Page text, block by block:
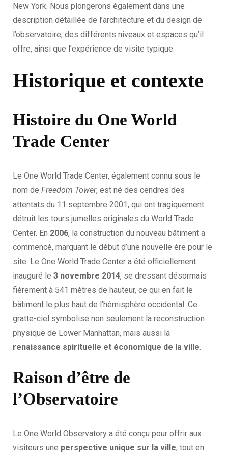
New York. Nous plongerons également dans une
description détaillée de l’architecture et du design de
l’observatoire, des différents niveaux et espaces qu’il
offre, ainsi que l’expérience de visite typique.
Historique et contexte
Histoire du One World
Trade Center
Le One World Trade Center, également connu sous le
nom de Freedom Tower, est né des cendres des
attentats du 11 septembre 2001, qui ont tragiquement
détruit les tours jumelles originales du World Trade
Center. En 2006, la construction du nouveau bâtiment a
commencé, marquant le début d’une nouvelle ère pour le
site. Le One World Trade Center a été officiellement
inauguré le 3 novembre 2014, se dressant désormais
fièrement à 541 mètres de hauteur, ce qui en fait le
bâtiment le plus haut de l’hémisphère occidental. Ce
gratte-ciel symbolise non seulement la reconstruction
physique de Lower Manhattan, mais aussi la
renaissance spirituelle et économique de la ville
Raison d’être de
l’Observatoire
Le One World Observatory a été conçu pour offrir aux
visiteurs une perspective unique sur la ville, tout en